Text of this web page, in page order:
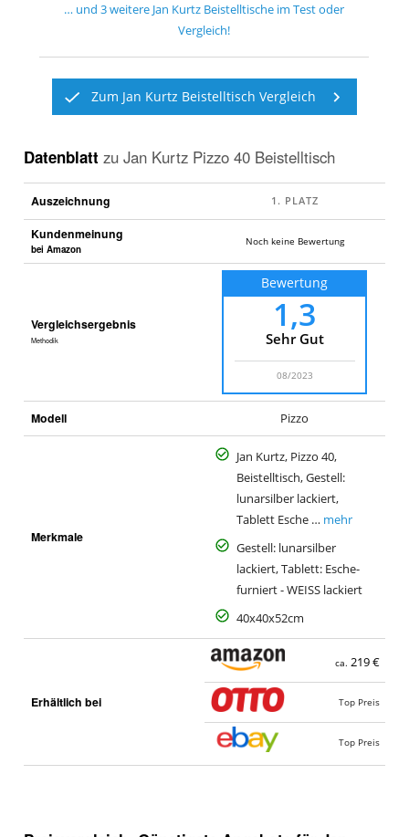
… und3weitere Jan Kurtz Beistelltische im Test oder
Vergleich!
Zum Jan Kurtz Beistelltisch Vergleich
Datenblatt zu Jan Kurtz Pizzo 40 Beistelltisch
Auszeichnung
Kundenmeinung
bei Amazon
Noch keine Bewertung
Vergleichsergebnis
Methodik
Bewertung
1,3
Sehr Gut
08/2023
Modell Pizzo
Merkmale
Jan Kurtz, Pizzo 40,
Beistelltisch, Gestell:
lunarsilber lackiert,
Tablett Esche … mehr
Gestell: lunarsilber
lackiert, Tablett: Esche-
furniert - WEISS lackiert
40x40x52cm
Erhältlich bei
ca. 219 €
Top Preis
Top Preis